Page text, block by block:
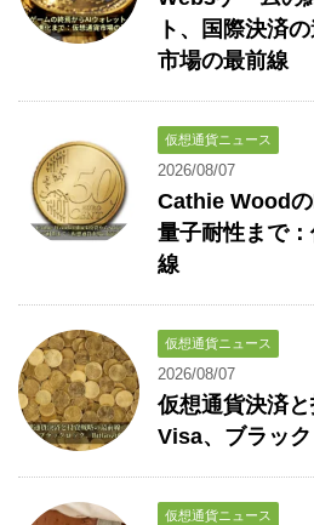
ト、国際決済
市場の最前線
仮想通貨ニュース
2026/08/07
Cathie Wood
量子耐性まで
線
仮想通貨ニュース
2026/08/07
仮想通貨決済
Visa、ブラッ
仮想通貨ニュース